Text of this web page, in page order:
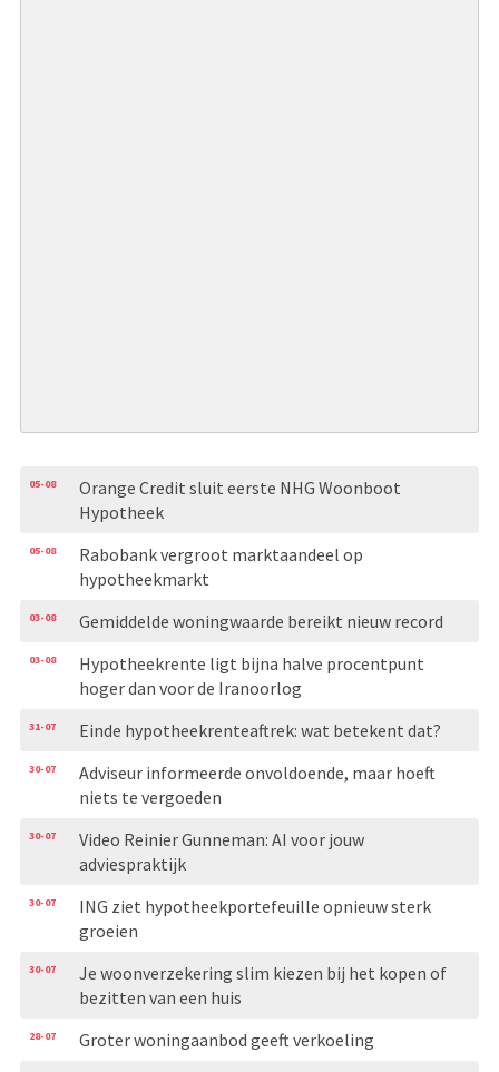
05-08
Orange Credit sluit eerste NHG Woonboot
Hypotheek
05-08
Rabobank vergroot marktaandeel op
hypotheekmarkt
03-08 Gemiddelde woningwaarde bereikt nieuw record
03-08
Hypotheekrente ligt bijna halve procentpunt
hoger dan voor de Iranoorlog
31-07 Einde hypotheekrenteaftrek: wat betekent dat?
30-07
Adviseur informeerde onvoldoende, maar hoeft
niets te vergoeden
30-07
Video Reinier Gunneman: AI voor jouw
adviespraktijk
30-07
ING ziet hypotheekportefeuille opnieuw sterk
groeien
30-07
Je woonverzekering slim kiezen bij het kopen of
bezitten van een huis
28-07 Groter woningaanbod geeft verkoeling